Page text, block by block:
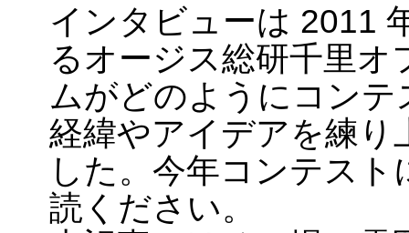
インタビューは 2011
るオージス総研千里
ムがどのようにコン
経緯やアイデアを練り
した。今年コンテス
読ください。